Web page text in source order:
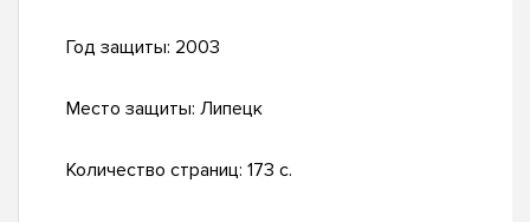
Год защиты: 2003
Место защиты: Липецк
Количество страниц: 173 с.